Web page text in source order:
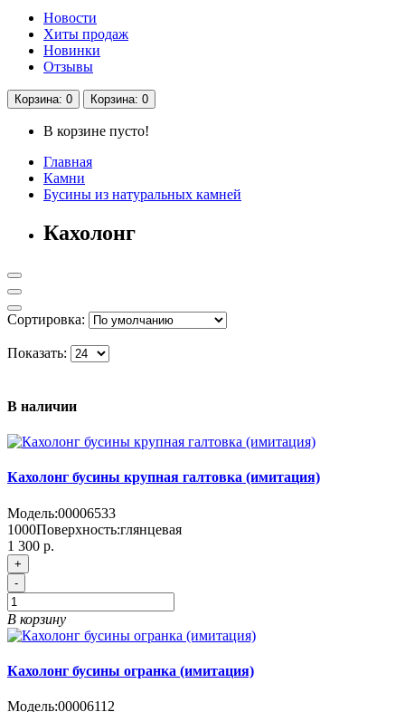
Новости
Хиты продаж
Новинки
Отзывы
Корзина: 0 Корзина: 0
В корзине пусто!
Главная
Камни
Бусины из натуральных камней
Кахолонг
Сортировка:
Показать:
В наличии
Кахолонг бусины крупная галтовка (имитация)
Модель:00006533
1000Поверхность:глянцевая
1 300 р.
+
-
В корзину
Кахолонг бусины огранка (имитация)
Модель:00006112